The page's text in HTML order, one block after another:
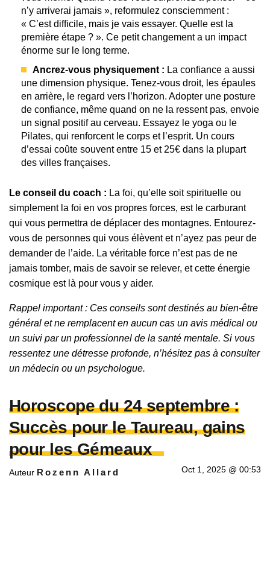
n’y arriverai jamais », reformulez consciemment :
« C’est difficile, mais je vais essayer. Quelle est la
première étape ? ». Ce petit changement a un impact
énorme sur le long terme.
Ancrez-vous physiquement : La confiance a aussi
une dimension physique. Tenez-vous droit, les épaules
en arrière, le regard vers l’horizon. Adopter une posture
de confiance, même quand on ne la ressent pas, envoie
un signal positif au cerveau. Essayez le yoga ou le
Pilates, qui renforcent le corps et l’esprit. Un cours
d’essai coûte souvent entre 15 et 25€ dans la plupart
des villes françaises.
Le conseil du coach : La foi, qu’elle soit spirituelle ou
simplement la foi en vos propres forces, est le carburant
qui vous permettra de déplacer des montagnes. Entourez-
vous de personnes qui vous élèvent et n’ayez pas peur de
demander de l’aide. La véritable force n’est pas de ne
jamais tomber, mais de savoir se relever, et cette énergie
cosmique est là pour vous y aider.
Rappel important : Ces conseils sont destinés au bien-être
général et ne remplacent en aucun cas un avis médical ou
un suivi par un professionnel de la santé mentale. Si vous
ressentez une détresse profonde, n’hésitez pas à consulter
un médecin ou un psychologue.
Horoscope du 24 septembre :
Succès pour le Taureau, gains
pour les Gémeaux
Auteur Rozenn Allard Oct 1, 2025 @ 00:53